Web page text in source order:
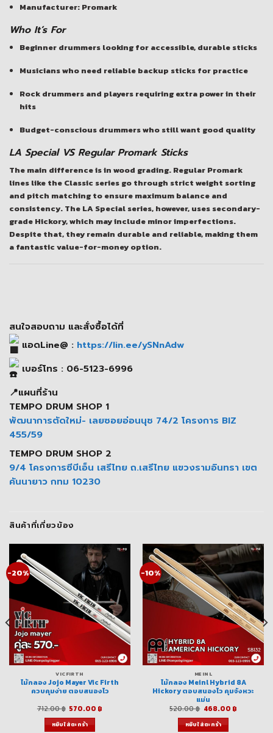
Manufacturer: Promark
Who It’s For
Beginner drummers looking for accessible, durable sticks
Musicians who need reliable backup sticks for practice
Rock drummers and players requiring extra power in their
hits
Budget-conscious drummers who still want good quality
LA Special VS Regular Promark Sticks
The main difference is in wood grading. Regular Promark
lines like the Classic series go through strict weight sorting
and pitch matching to ensure maximum balance and
consistency. The LA Special series, however, uses secondary-
grade Hickory, which may include minor imperfections.
Despite that, they remain durable and reliable, making them
a fantastic value-for-money option.
สนใจสอบถาม และสั่งซื้อได้ที่
แอดLine@ : https://lin.ee/ySNnAdw
เบอร์โทร : 06-5123-6996
📍แผนที่ร้าน
TEMPO DRUM SHOP 1
พัฒนาการตัดใหม่- เลยซอยอ่อนนุช 74/2 โครงการ BIZ
455/59
TEMPO DRUM SHOP 2
9/4 โครงการซีบีเอ็น เสรีไทย ถ.เสรีไทย แขวงรามอินทรา เขต
คันนายาว กทม 10230
สินค้าที่เกี่ยวข้อง
-20%
VICFIRTH
ไม้กลอง Jojo Mayer Vic Firth
ควบคุมง่าย ตอบสนองไว
712.00฿ Original
was:
712.00 ฿.
570.00 ฿
หยิบใส่ตะกร้า
-10%
MEINL
ไม้กลอง Meinl Hybrid 8A
Hickory ตอบสนองไว คุมจังหวะ
แม่น
520.00฿ Original
was:
520.00 ฿.
468.00 ฿Current
หยิบใส่ตะกร้า